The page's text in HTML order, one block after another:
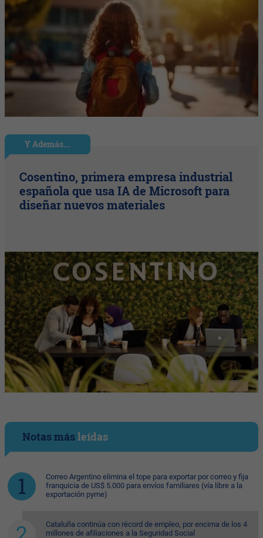
Y Además...
Cosentino, primera empresa industrial
española que usa IA de Microsoft para
diseñar nuevos materiales
Notas másleídas
Correo Argentino elimina el tope para exportar por correo y fija
franquicia de US$ 5.000 para envíos familiares (vía libre a la
exportación pyme)
Cataluña continúa con récord de empleo, por encima de los 4
millones de afiliaciones a la Seguridad Social